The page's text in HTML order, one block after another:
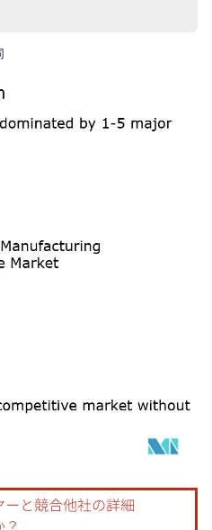
はCC BY 4.0の表示が必要です。